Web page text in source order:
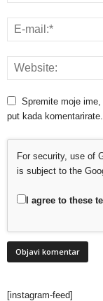
Spremite moje
put kada komentarirate.
For security, use of
is subject to the
I agree to these
[instagram-feed]